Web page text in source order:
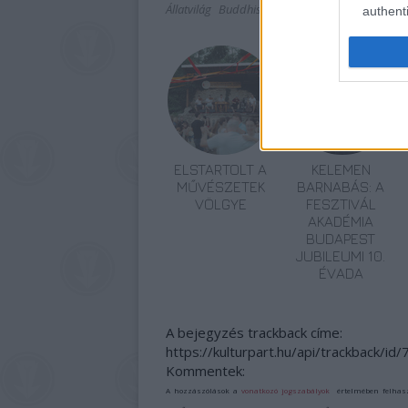
Állatvilág Buddhista
ELSTARTOLT A
MŰVÉSZETEK
VÖLGYE
KELEMEN
BARNABÁS: A
FESZTIVÁL
AKADÉMIA
BUDAPEST
JUBILEUMI 10.
ÉVADA
A bejegyzés trackback címe:
https://kulturpart.hu/api/trackback/id/
Kommentek:
A hozzászólások avonatkozó jogszabályok értelmében